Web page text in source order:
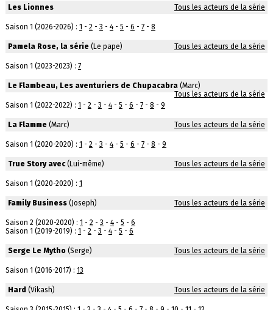
Les Lionnes Tous les acteurs de la série
Saison 1 (2026-2026) : 1 - 2- 3 - 4- 5 - 6 - 7- 8
Pamela Rose, la série(Le pape) Tous les acteurs de la série
Saison 1 (2023-2023) : 7
Le Flambeau, Les aventuriers de Chupacabra(Marc)
Tous les acteurs de la série
Saison 1 (2022-2022) : 1 - 2- 3 - 4- 5 - 6 - 7- 8 - 9
La Flamme(Marc) Tous les acteurs de la série
Saison 1 (2020-2020) : 1 - 2- 3 - 4- 5 - 6 - 7- 8 - 9
True Story avec(Lui-même) Tous les acteurs de la série
Saison 1 (2020-2020) : 1
Family Business(Joseph) Tous les acteurs de la série
Saison 2 (2020-2020) : 1 - 2- 3 - 4- 5 - 6
Saison 1 (2019-2019) : 1 - 2- 3 - 4- 5 - 6
Serge Le Mytho(Serge) Tous les acteurs de la série
Saison 1 (2016-2017) : 13
Hard (Vikash) Tous les acteurs de la série